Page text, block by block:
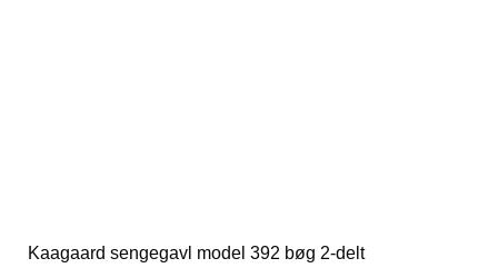
Kaagaard sengegavl model 392 bøg 2-delt